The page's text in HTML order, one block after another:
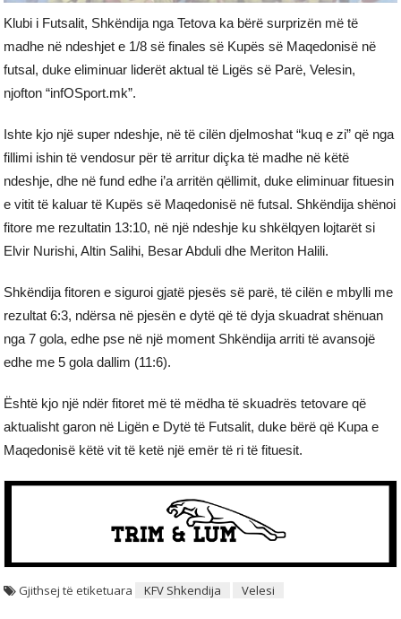
Klubi i Futsalit, Shkëndija nga Tetova ka bërë surprizën më të
madhe në ndeshjet e 1/8 së finales së Kupës së Maqedonisë në
futsal, duke eliminuar liderët aktual të Ligës së Parë, Velesin,
njofton “infOSport.mk”.
Ishte kjo një super ndeshje, në të cilën djelmoshat “kuq e zi” që nga
fillimi ishin të vendosur për të arritur diçka të madhe në këtë
ndeshje, dhe në fund edhe i’a arritën qëllimit, duke eliminuar fituesin
e vitit të kaluar të Kupës së Maqedonisë në futsal. Shkëndija shënoi
fitore me rezultatin 13:10, në një ndeshje ku shkëlqyen lojtarët si
Elvir Nurishi, Altin Salihi, Besar Abduli dhe Meriton Halili.
Shkëndija fitoren e siguroi gjatë pjesës së parë, të cilën e mbylli me
rezultat 6:3, ndërsa në pjesën e dytë që të dyja skuadrat shënuan
nga 7 gola, edhe pse në një moment Shkëndija arriti të avansojë
edhe me 5 gola dallim (11:6).
Është kjo një ndër fitoret më të mëdha të skuadrës tetovare që
aktualisht garon në Ligën e Dytë të Futsalit, duke bërë që Kupa e
Maqedonisë këtë vit të ketë një emër të ri të fituesit.
Gjithsej të etiketuara KFV Shkendija Velesi